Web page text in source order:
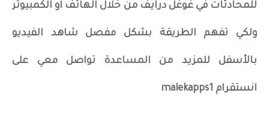
للمحادثات في غوغل درايف من خلال الهاتف او الكمبيوتر
ولكي تفهم الطريقة بشكل مفصل شاهد الفيديو
بالأسفل للمزيد من المساعدة تواصل معي على
انستقرام malekapps1